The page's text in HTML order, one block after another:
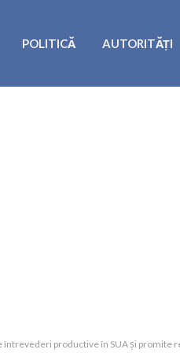
POLITICĂ AUTORITĂȚI
întrevederi productive în SUA și